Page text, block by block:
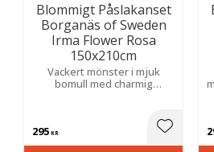
Blommigt Påslakanset
Borganäs of Sweden
Irma Flower Rosa
150x210cm
Vackert mönster i mjuk
bomull med charmig
förenklar bäddningen.
295 KR Lägg till